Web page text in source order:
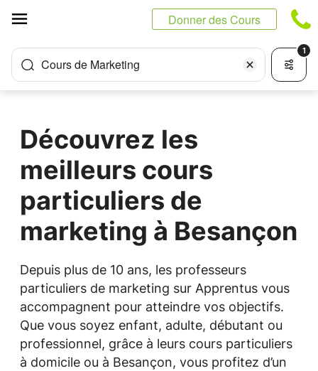
Donner des Cours
Cours de Marketing
1
Découvrez les
meilleurs cours
particuliers de
marketing à Besançon
Depuis plus de 10 ans, les professeurs
particuliers de marketing sur Apprentus vous
accompagnent pour atteindre vos objectifs.
Que vous soyez enfant, adulte, débutant ou
professionnel, grâce à leurs cours particuliers
à domicile ou à Besançon, vous profitez d’un